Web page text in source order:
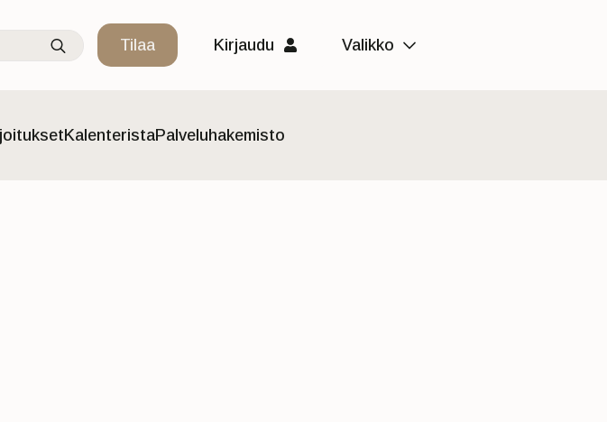
Search
for:
Tilaa Kirjaudu Valikko
KalenteristaPalveluhakemisto